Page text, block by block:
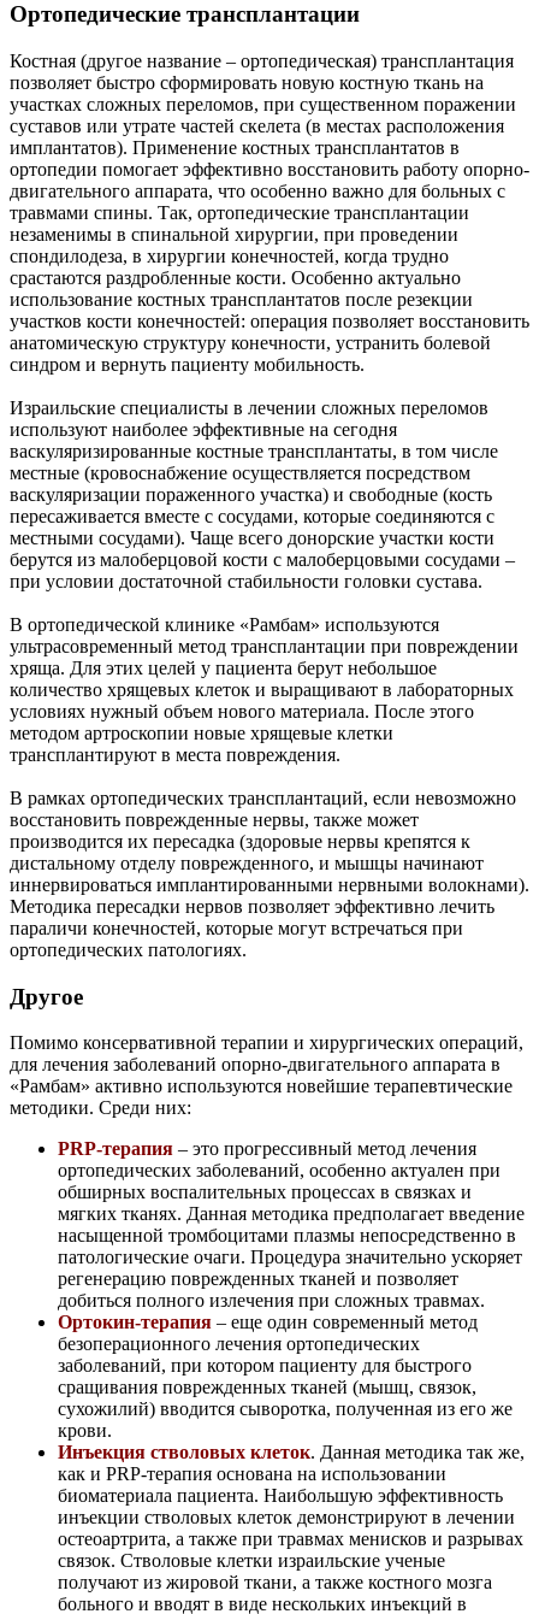
Ортопедические трансплантации
Костная (другое название – ортопедическая) трансплантация
позволяет быстро сформировать новую костную ткань на
участках сложных переломов, при существенном поражении
суставов или утрате частей скелета (в местах расположения
имплантатов). Применение костных трансплантатов в
ортопедии помогает эффективно восстановить работу опорно-
двигательного аппарата, что особенно важно для больных с
травмами спины. Так, ортопедические трансплантации
незаменимы в спинальной хирургии, при проведении
спондилодеза, в хирургии конечностей, когда трудно
срастаются раздробленные кости. Особенно актуально
использование костных трансплантатов после резекции
участков кости конечностей: операция позволяет восстановить
анатомическую структуру конечности, устранить болевой
синдром и вернуть пациенту мобильность.
Израильские специалисты в лечении сложных переломов
используют наиболее эффективные на сегодня
васкуляризированные костные трансплантаты, в том числе
местные (кровоснабжение осуществляется посредством
васкуляризации пораженного участка) и свободные (кость
пересаживается вместе с сосудами, которые соединяются с
местными сосудами). Чаще всего донорские участки кости
берутся из малоберцовой кости с малоберцовыми сосудами –
при условии достаточной стабильности головки сустава.
В ортопедической клинике «Рамбам» используются
ультрасовременный метод трансплантации при повреждении
хряща. Для этих целей у пациента берут небольшое
количество хрящевых клеток и выращивают в лабораторных
условиях нужный объем нового материала. После этого
методом артроскопии новые хрящевые клетки
трансплантируют в места повреждения.
В рамках ортопедических трансплантаций, если невозможно
восстановить поврежденные нервы, также может
производится их пересадка (здоровые нервы крепятся к
дистальному отделу поврежденного, и мышцы начинают
иннервироваться имплантированными нервными волокнами).
Методика пересадки нервов позволяет эффективно лечить
параличи конечностей, которые могут встречаться при
ортопедических патологиях.
Другое
Помимо консервативной терапии и хирургических операций,
для лечения заболеваний опорно-двигательного аппарата в
«Рамбам» активно используются новейшие терапевтические
методики. Среди них:
PRP-терапия – это прогрессивный метод лечения
ортопедических заболеваний, особенно актуален при
обширных воспалительных процессах в связках и
мягких тканях. Данная методика предполагает введение
насыщенной тромбоцитами плазмы непосредственно в
патологические очаги. Процедура значительно ускоряет
регенерацию поврежденных тканей и позволяет
добиться полного излечения при сложных травмах.
Ортокин-терапия – еще один современный метод
безоперационного лечения ортопедических
заболеваний, при котором пациенту для быстрого
сращивания поврежденных тканей (мышц, связок,
сухожилий) вводится сыворотка, полученная из его же
крови.
Инъекция стволовых клеток. Данная методика так же,
как и PRP-терапия основана на использовании
биоматериала пациента. Наибольшую эффективность
инъекции стволовых клеток демонстрируют в лечении
остеоартрита, а также при травмах менисков и разрывах
связок. Стволовые клетки израильские ученые
получают из жировой ткани, а также костного мозга
больного и вводят в виде нескольких инъекций в